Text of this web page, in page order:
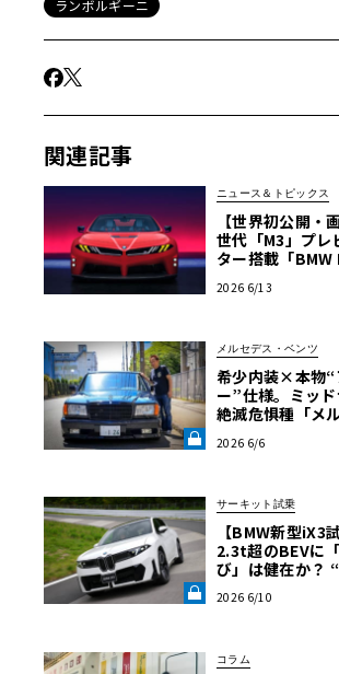
ランボルギーニ
関連記事
ニュース＆トピックス
【世界初公開・
世代「M3」プレ
ター搭載「BMW
降臨
2026 6/13
メルセデス・ベンツ
希少内装×本物“
ー”仕様。ミッ
絶滅危惧種「メ
由【愛車と原体
2026 6/6
サーキット試乗
【BMW新型iX3
2.3t超のBEVに
び」は健在か？
NT LAB》
2026 6/10
コラム